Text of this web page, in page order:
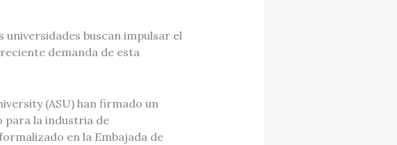
universidades buscan impulsar el
demanda de esta
(ASU) han firmado un
para la industria de
en la Embajada de